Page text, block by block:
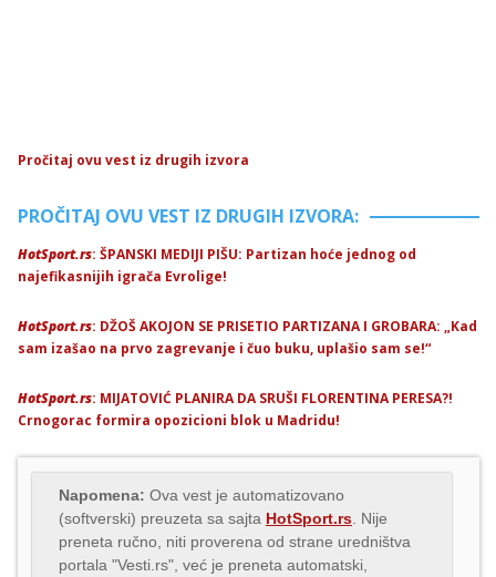
Pročitaj ovu vest iz drugih izvora
PROČITAJ OVU VEST IZ DRUGIH IZVORA:
HotSport.rs: ŠPANSKI MEDIJI PIŠU: Partizan hoće jednog od
najefikasnijih igrača Evrolige!
HotSport.rs: DŽOŠ AKOJON SE PRISETIO PARTIZANA I GROBARA: „Kad
sam izašao na prvo zagrevanje i čuo buku, uplašio sam se!“
HotSport.rs: MIJATOVIĆ PLANIRA DA SRUŠI FLORENTINA PERESA?!
Crnogorac formira opozicioni blok u Madridu!
Napomena: Ova vest je automatizovano
(softverski) preuzeta sa sajta HotSport.rs . Nije
preneta ručno, niti proverena od strane uredništva
portala "Vesti.rs", već je preneta automatski,